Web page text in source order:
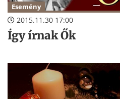
Esemény
2015.11.30 17:00
Így írnak Ők